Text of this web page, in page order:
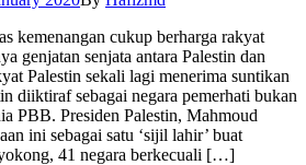
kemenangan cukup berharga rakyat
genjatan senjata antara Palestin dan
Palestin sekali lagi menerima suntikan
diiktiraf sebagai negara pemerhati bukan
PBB. Presiden Palestin, Mahmoud
ini sebagai satu ‘sijil lahir’ buat
41 negara berkecuali […]